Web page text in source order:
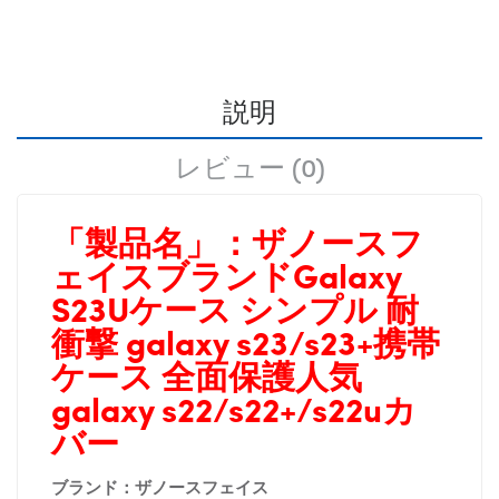
説明
レビュー (0)
「製品名」： ザノースフ
ェイスブランドGalaxy
S23Uケース シンプル 耐
衝撃 galaxy s23/s23+携帯
ケース 全面保護人気
galaxy s22/s22+/s22uカ
バー
ブランド：ザノースフェイス